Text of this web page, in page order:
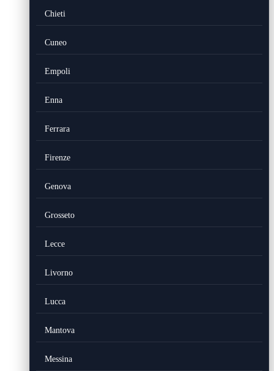
Chieti
Cuneo
Empoli
Enna
Ferrara
Firenze
Genova
Grosseto
Lecce
Livorno
Lucca
Mantova
Messina